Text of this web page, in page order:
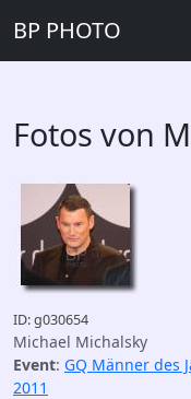
BP PHOTO
Fotos von
ID: g030654
Michael Michalsky
Event: GQ Männer des
2011